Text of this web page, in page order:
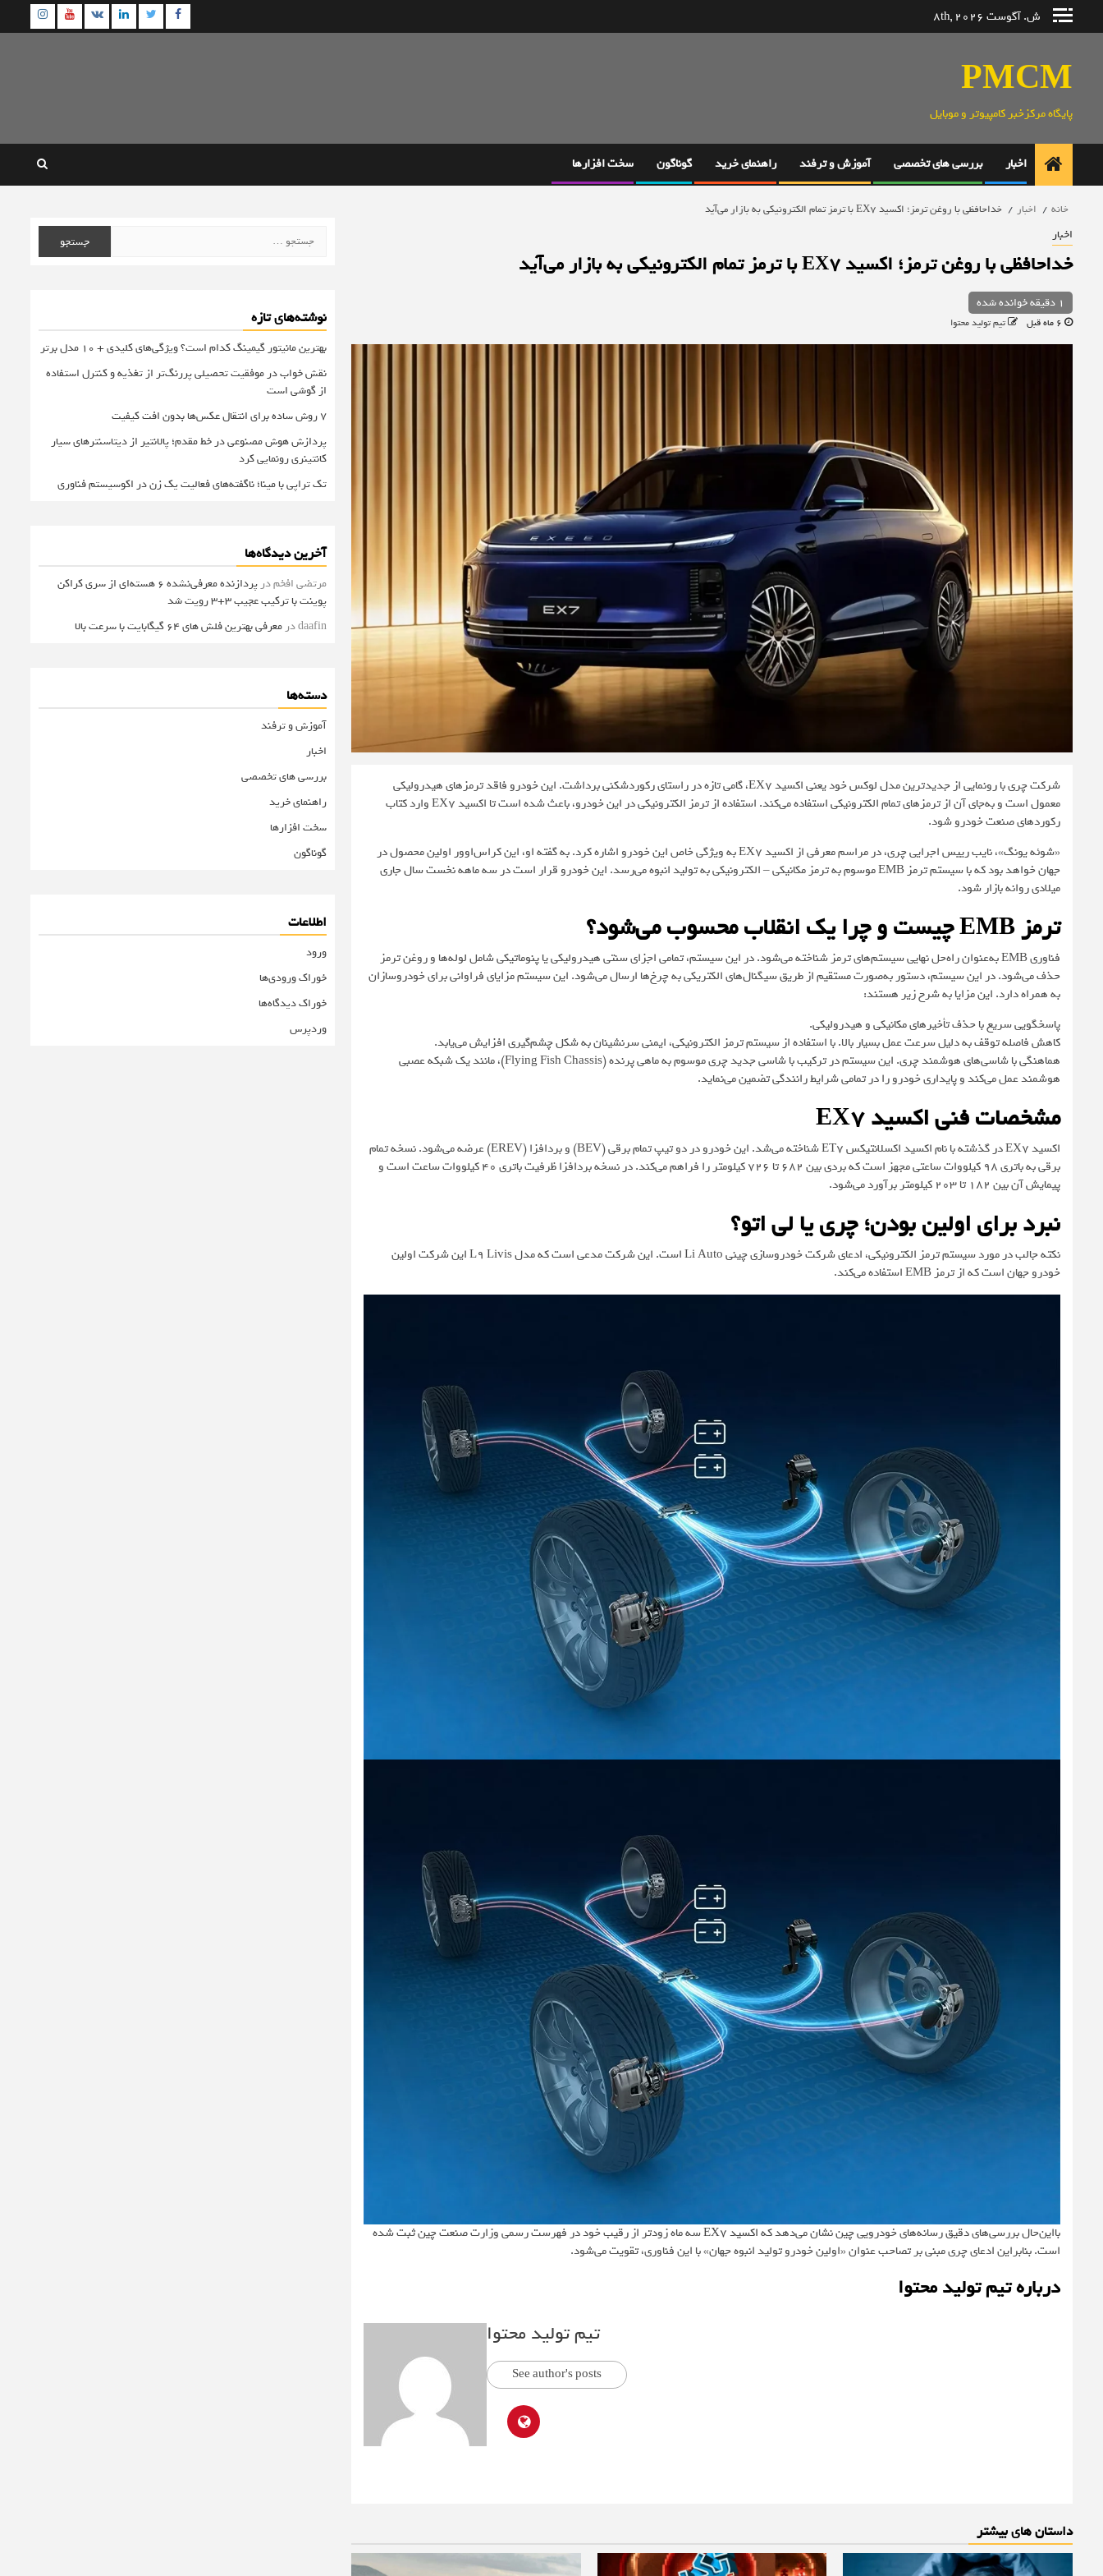
ش. آگوست 8th, 2026 Facebook
Twitter
Linkedin
VK
PMCM
پایگاه مرکزخبر کامپیوتر و موبایل
اخبار بررسی های تخصصی آموزش و ترفند راهنمای خرید گوناگون سخت افزارها
خانه اخبار خداحافظی با روغن ترمز؛ اکسید EX7 با ترمز تمام الکترونیکی به بازار می‌آید
اخبار
خداحافظی با روغن ترمز؛ اکسید EX7 با ترمز تمام الکترونیکی به بازار می‌آید
1 دقیقه خوانده شده
تیم تولید محتوا
شرکت چری با رونمایی از جدیدترین مدل لوکس خود یعنی اکسید EX7، گامی تازه در راستای رکوردشکنی برداشت. این خودرو فاقد ترمزهای هیدرولیکی
معمول است و به‌جای آن از ترمزهای تمام الکترونیکی استفاده می‌کند. استفاده از ترمز الکترونیکی در این خودرو، باعث شده است تا اکسید EX7 وارد کتاب
رکوردهای صنعت خودرو شود.
«شوئه یونگ»، نایب رییس اجرایی چری، در مراسم معرفی از اکسید EX7 به ویژگی خاص این خودرو اشاره کرد. به گفته او، این کراس‌اوور اولین محصول در
جهان خواهد بود که با سیستم ترمز EMB موسوم به ترمز مکانیکی – الکترونیکی به تولید انبوه می‌رسد. این خودرو قرار است در سه ماهه نخست سال جاری
میلادی روانه بازار شود.
ترمز EMB چیست و چرا یک انقلاب محسوب می‌شود؟
فناوری EMB به‌عنوان راه‌حل نهایی سیستم‌های ترمز شناخته می‌شود. در این سیستم، تمامی اجزای سنتی هیدرولیکی یا پنوماتیکی شامل لوله‌ها و روغن ترمز
حذف می‌شود. در این سیستم، دستور به‌صورت مستقیم از طریق سیگنال‌های الکتریکی به چرخ‌ها ارسال می‌شود. این سیستم مزایای فراوانی برای خودروسازان
به همراه دارد. این مزایا به شرح زیر هستند:
پاسخگویی سریع با حذف تأخیرهای مکانیکی و هیدرولیکی.
کاهش فاصله توقف به دلیل سرعت عمل بسیار بالا. با استفاده از سیستم ترمز الکترونیکی، ایمنی سرنشینان به شکل چشم‌گیری افزایش می‌یابد.
هماهنگی با شاسی‌های هوشمند چری. این سیستم در ترکیب با شاسی جدید چری موسوم به ماهی پرنده (Flying Fish Chassis)، مانند یک شبکه عصبی
هوشمند عمل می‌کند و پایداری خودرو را در تمامی شرایط رانندگی تضمین می‌نماید.
مشخصات فنی اکسید EX7
اکسید EX7 در گذشته با نام اکسید اکسلانتیکس ET7 شناخته می‌شد. این خودرو در دو تیپ تمام برقی (BEV) و بردافزا (EREV) عرضه می‌شود. نسخه تمام
برقی به باتری ۹۸ کیلووات ساعتی مجهز است که بردی بین ۶۸۲ تا ۷۲۶ کیلومتر را فراهم می‌کند. در نسخه بردافزا ظرفیت باتری ۴۰ کیلووات ساعت است و
پیمایش آن بین ۱۸۲ تا ۲۰۳ کیلومتر برآورد می‌شود.
نبرد برای اولین بودن؛ چری یا لی اتو؟
نکته جالب در مورد سیستم ترمز الکترونیکی، ادعای شرکت خودروسازی چینی Li Auto است. این شرکت مدعی است که مدل L9 Livis این شرکت اولین
خودرو جهان است که از ترمز EMB استفاده می‌کند.
بااین‌حال بررسی‌های دقیق رسانه‌های خودرویی چین نشان می‌دهد کهاکسید EX7
سه ماه زودتر از رقیب خود در فهرست رسمی وزارت صنعت چین ثبت شده
است. بنابراین ادعای چری مبنی بر تصاحب عنوان «اولین خودرو تولید انبوه جهان» با این فناوری، تقویت می‌شود.
درباره تیم تولید محتوا
تیم تولید محتوا
See author's posts
داستان های بیشتر
برای:
نوشته‌های تازه
بهترین مانیتور گیمینگ کدام است؟ ویژگی‌های کلیدی + 10 مدل برتر
نقش خواب در موفقیت تحصیلی پررنگ‌تر از تغذیه و کنترل استفاده
از گوشی است
۷ روش ساده برای انتقال عکس‌ها بدون افت کیفیت
پردازش هوش مصنوعی در خط مقدم؛ پالانتیر از دیتاسنترهای سیار
کانتینری رونمایی کرد
تک تراپی با مینا؛ ناگفته‌های فعالیت یک زن در اکوسیستم فناوری
آخرین دیدگاه‌ها
مرتضی افخمدر
پردازنده معرفی‌نشده 6 هسته‌ای از سری کراکن
پوینت با ترکیب عجیب 3+3 رویت شد
daafinدر معرفی بهترین فلش های 64 گیگابایت با سرعت بالا
دسته‌ها
آموزش و ترفند
اخبار
بررسی های تخصصی
راهنمای خرید
سخت افزارها
گوناگون
اطلاعات
ورود
خوراک ورودی‌ها
خوراک دیدگاه‌ها
وردپرس